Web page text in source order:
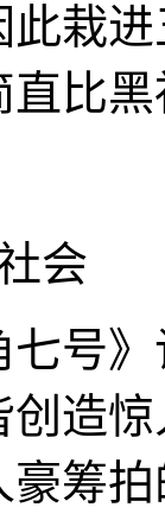
此栽
直比
会
》
创造
豪筹